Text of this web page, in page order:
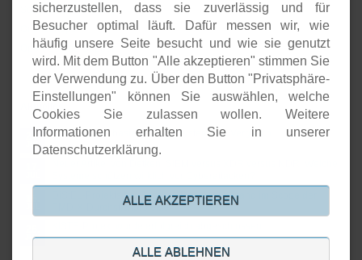
Software-Entwicklung
Onlineshops
Open-Source-Support
Aktuelles
24.
JUL
Open Source basierte SIEM-Systeme im Vergleich
DiStEL-Projekts bei Bosch in Renningen stand im Scope der
PMD-X-Durchstichprojekte
JUN
sicherzustellen, dass sie zuverlässig und für
Besucher optimal läuft. Dafür messen wir, wie
häufig unsere Seite besucht und wie sie genutzt
wird. Mit dem Button "Alle akzeptieren" stimmen Sie
der Verwendung zu. Über den Button "Privatsphäre-
Einstellungen" können Sie auswählen, welche
Cookies Sie zulassen wollen. Weitere
Informationen erhalten Sie in unserer
Datenschutzerklärung.
ALLE AKZEPTIEREN
ALLE ABLEHNEN